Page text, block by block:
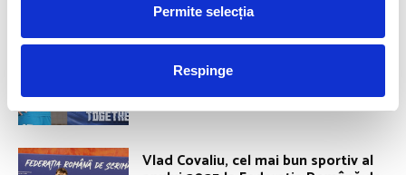
Permite selecția
Respinge
Aurelia Brădeanu a fost numită
team mager la CSM București
Vlad Covaliu, cel mai bun sportiv al